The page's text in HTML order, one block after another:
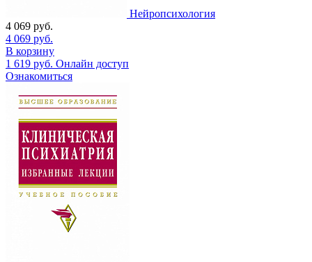
Нейропсихология
4 069 руб.
4 069 руб.
В корзину
1 619 руб. Онлайн доступ
Ознакомиться